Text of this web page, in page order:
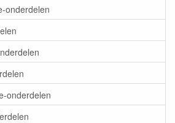
onderdelen
onderdelen